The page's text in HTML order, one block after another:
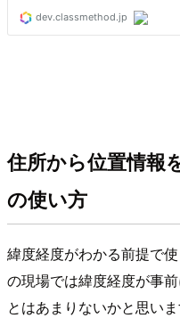
住所から位置情報
の使い方
緯度経度がわかる前提で
の現場では緯度経度が事
とはあまりないかと思いま